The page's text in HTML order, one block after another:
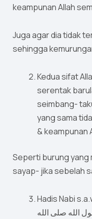
keampunan Allah
Juga agar dia tidak
sehingga
Kedua sifat
serentak
seimbang-
yang sama
& keampunan
Seperti burung yang
sayap- jika sebelah
Hadis Nabi
الله صلى الله